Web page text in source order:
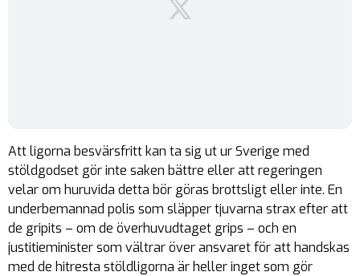
Att ligorna besvärsfritt kan ta sig ut ur Sverige med
stöldgodset gör inte saken bättre eller att regeringen
velar om huruvida detta bör göras brottsligt eller inte. En
underbemannad polis som släpper tjuvarna strax efter att
de gripits – om de överhuvudtaget grips – och en
justitieminister som vältrar över ansvaret för att handskas
med de hitresta stöldligorna är heller inget som gör